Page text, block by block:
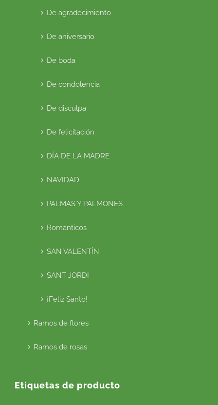
De agradecimiento
De aniversario
De boda
De condolencia
De disculpa
De felicitación
DÍA DE LA MADRE
NAVIDAD
PALMAS Y PALMONES
Románticos
SAN VALENTÍN
SANT JORDI
¡Feliz Santo!
Ramos de flores
Ramos de rosas
Etiquetas de producto